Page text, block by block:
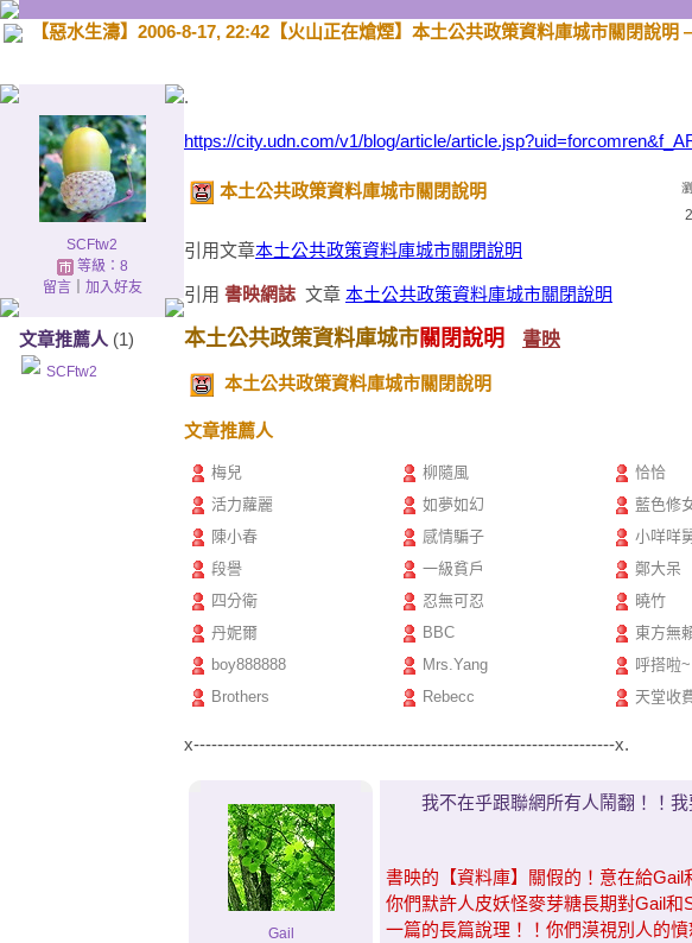
【惡水生濤】2006-8-17, 22:42【火山正在熗煙】本土公共政策資料庫城市關閉說明
SCFtw2
等級：8
留言｜ 加入好友
文章推薦人 (1)
SCFtw2
.
https://city.udn.com/v1/blog/article/
本土公共政策資料庫城市關閉說明
引用文章本土公共政策資料庫城市關閉說明
引用 書映網誌 文章 本土公共政策資料庫城市關閉說明
本土公共政策資料庫城市關閉說明 書映
本土公共政策資料庫城市關閉說明
文章推薦人
梅兒 柳隨風
恰恰
活力蘿麗
如夢如幻
藍色修
陳小春
感情騙子
小咩咩
段譽
一級貧戶
鄭大呆
四分衛
忍無可忍
曉竹
丹妮爾
BBC
東方無
boy888888
Mrs.Yang
呼搭啦~
Brothers
Rebecc 天堂收
x-----------------------------------------------------------------------x.
Gail
我不在乎跟聯網所有人鬧翻！！
書映的【資料庫】關假的！意在給Gail
你們默許人皮妖怪麥芽糖長期對Gail
一篇的長篇說理！！你們漠視別人的